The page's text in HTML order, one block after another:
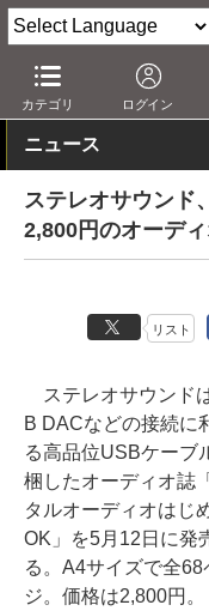
カテゴリ ログイン
AV Watch 製品 AV周
ニュース
ステレオサウンド
2,800円のオーデ
リスト
ステレオサウンド
B DACなどの接続に
る高品位USBケーブ
梱したオーディオ誌
タルオーディオはじ
OK」を5月12日に発
る。A4サイズで全68
ジ。価格は2,800円。